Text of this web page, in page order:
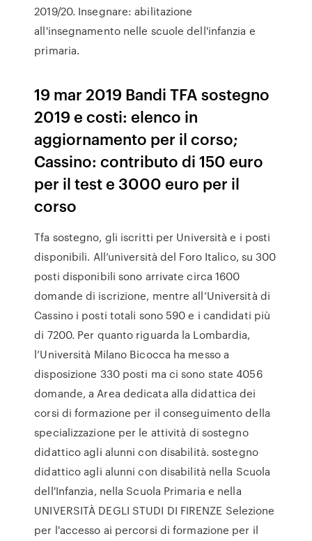
2019/20. Insegnare: abilitazione
all'insegnamento nelle scuole dell'infanzia e
primaria.
19 mar 2019 Bandi TFA sostegno
2019 e costi: elenco in
aggiornamento per il corso;
Cassino: contributo di 150 euro
per il test e 3000 euro per il
corso
Tfa sostegno, gli iscritti per Università e i posti
disponibili. All’università del Foro Italico, su 300
posti disponibili sono arrivate circa 1600
domande di iscrizione, mentre all’Università di
Cassino i posti totali sono 590 e i candidati più
di 7200. Per quanto riguarda la Lombardia,
l’Università Milano Bicocca ha messo a
disposizione 330 posti ma ci sono state 4056
domande, a Area dedicata alla didattica dei
corsi di formazione per il conseguimento della
specializzazione per le attività di sostegno
didattico agli alunni con disabilità. sostegno
didattico agli alunni con disabilità nella Scuola
dell'Infanzia, nella Scuola Primaria e nella
UNIVERSITÀ DEGLI STUDI DI FIRENZE Selezione
per l'accesso ai percorsi di formazione per il